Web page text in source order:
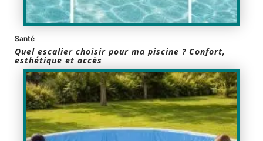
Santé
Quel escalier choisir pour ma piscine ? Confort,
esthétique et accès